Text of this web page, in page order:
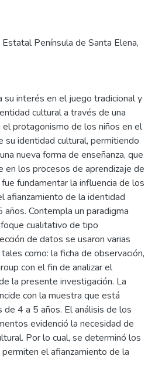
Península de Santa Elena,
su interés en el juego tradicional y
cultural a través de una
protagonismo de los niños en el
su identidad cultural, permitiendo
nueva forma de enseñanza, que
en los procesos de aprendizaje de
fundamentar la influencia de los
afianzamiento de la identidad
Contempla un paradigma
cualitativo de tipo
de datos se usaron varias
como: la ficha de observación,
con el fin de analizar el
la presente investigación. La
con la muestra que está
4 a 5 años. El análisis de los
evidenció la necesidad de
Por lo cual, se determinó los
el afianzamiento de la